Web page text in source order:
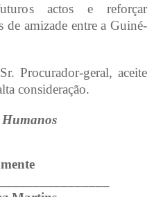
actos e reforçar
de amizade entre a Guiné-
Procurador-geral, aceite
consideração.
Humanos